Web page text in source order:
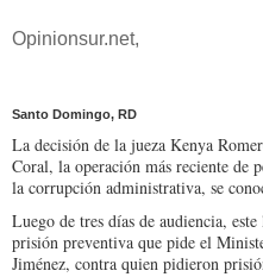
Opinionsur.net,
Santo Domingo, RD
La decisión de la jueza Kenya
Coral, la operación más reciente de
la corrupción administrativa, se
Luego de tres días de audiencia,
prisión preventiva que pide el
Jiménez, contra quien pidieron